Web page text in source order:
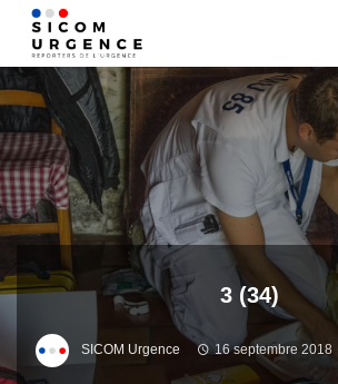
3 (34)
SICOM Urgence 16 septembre 2018